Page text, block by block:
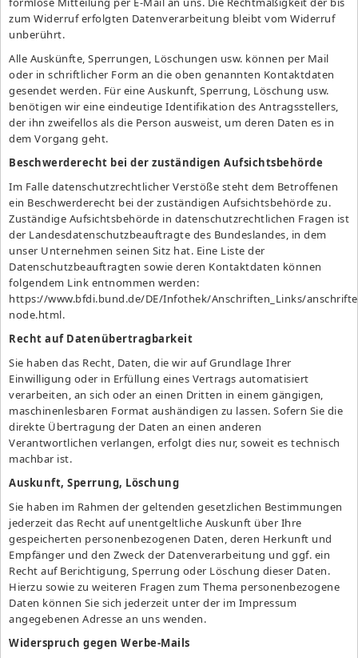
zum Widerruf erfolgten Datenverarbeitung bleibt vom Widerruf
unberührt.
Alle Auskünfte, Sperrungen, Löschungen usw. können per Mail
oder in schriftlicher Form an die oben genannten Kontaktdaten
gesendet werden. Für eine Auskunft, Sperrung, Löschung usw.
benötigen wir eine eindeutige Identifikation des Antragsstellers,
der ihn zweifellos als die Person ausweist, um deren Daten es in
dem Vorgang geht.
Beschwerderecht bei der zuständigen Aufsichtsbehörde
Im Falle datenschutzrechtlicher Verstöße steht dem Betroffenen
ein Beschwerderecht bei der zuständigen Aufsichtsbehörde zu.
Zuständige Aufsichtsbehörde in datenschutzrechtlichen Fragen ist
der Landesdatenschutzbeauftragte des Bundeslandes, in dem
unser Unternehmen seinen Sitz hat. Eine Liste der
Datenschutzbeauftragten sowie deren Kontaktdaten können
folgendem Link entnommen werden:
https://www.bfdi.bund.de/DE/Infothek/Anschriften_Links/
node.html.
Recht auf Datenübertragbarkeit
Sie haben das Recht, Daten, die wir auf Grundlage Ihrer
Einwilligung oder in Erfüllung eines Vertrags automatisiert
verarbeiten, an sich oder an einen Dritten in einem gängigen,
maschinenlesbaren Format aushändigen zu lassen. Sofern Sie die
direkte Übertragung der Daten an einen anderen
Verantwortlichen verlangen, erfolgt dies nur, soweit es technisch
machbar ist.
Auskunft, Sperrung, Löschung
Sie haben im Rahmen der geltenden gesetzlichen Bestimmungen
jederzeit das Recht auf unentgeltliche Auskunft über Ihre
gespeicherten personenbezogenen Daten, deren Herkunft und
Empfänger und den Zweck der Datenverarbeitung und ggf. ein
Recht auf Berichtigung, Sperrung oder Löschung dieser Daten.
Hierzu sowie zu weiteren Fragen zum Thema personenbezogene
Daten können Sie sich jederzeit unter der im Impressum
angegebenen Adresse an uns wenden.
Widerspruch gegen Werbe-Mails